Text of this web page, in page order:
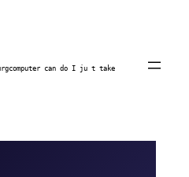
can do I ju t take